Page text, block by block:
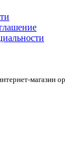
магазин